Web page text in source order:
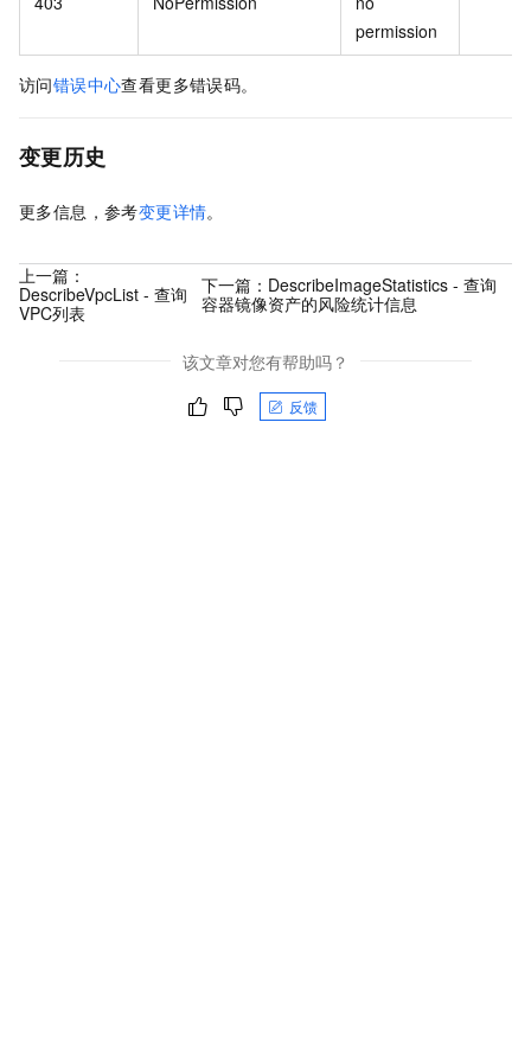
permission
访问错误中心查看更多错误码。
变更历史
更多信息，参考变更详情。
上一篇：
DescribeVpcList - 查询
VPC列表
下一篇： DescribeImageStatistics - 查询
容器镜像资产的风险统计信息
该文章对您有帮助吗？
反馈